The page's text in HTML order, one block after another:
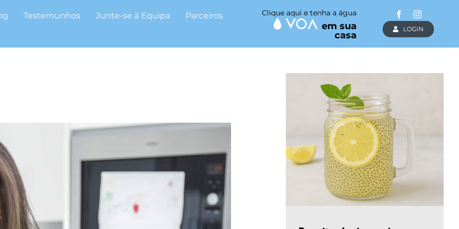
Testemunhos Junte-se à Equipa Parceiros Clique aqui e tenha a água
em sua
casa
LOGIN